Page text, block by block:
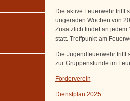
Die aktive Feuerwehr trifft
ungeraden Wochen von
Zusätzlich findet an jedem
statt. Treffpunkt am
Die Jugendfeuerwehr trifft
zur Gruppenstunde im
Förderverein
Dienstplan 2025